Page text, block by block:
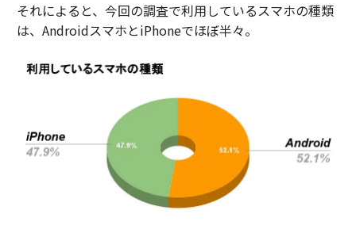
それによると、今回の調査で利用しているスマホの種類
は、AndroidスマホとiPhoneでほぼ半々。